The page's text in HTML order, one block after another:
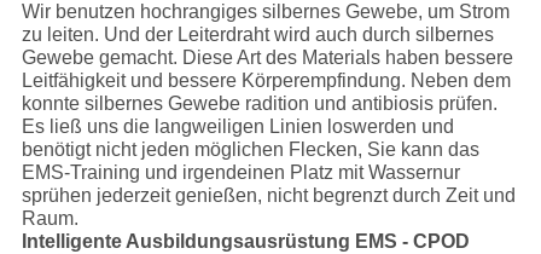
Wir benutzen hochrangiges silbernes Gewebe, um Strom
zu leiten. Und der Leiterdraht wird auch durch silbernes
Gewebe gemacht. Diese Art des Materials haben bessere
Leitfähigkeit und bessere Körperempfindung. Neben dem
konnte silbernes Gewebe radition und antibiosis prüfen.
Es ließ uns die langweiligen Linien loswerden und
benötigt nicht jeden möglichen Flecken, Sie kann das
EMS-Training und irgendeinen Platz mit Wassernur
sprühen jederzeit genießen, nicht begrenzt durch Zeit und
Raum.
Intelligente Ausbildungsausrüstung EMS - CPOD